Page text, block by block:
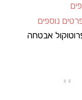
נוספים
אבטחה